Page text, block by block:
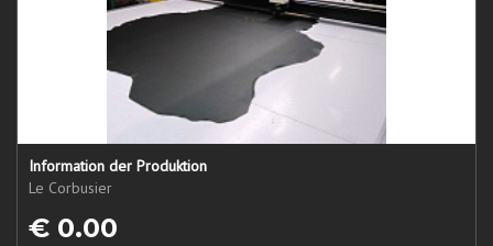
Information der Produktion
Le Corbusier
€ 0.00